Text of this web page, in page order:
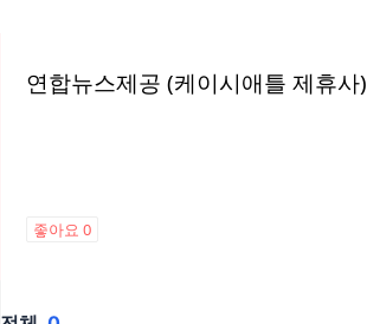
연합뉴스제공 (케이시애틀 제휴사)
좋아요 0